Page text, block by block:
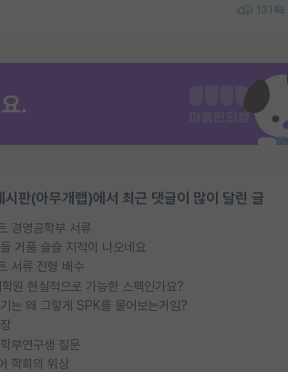
131
시판(아무개랩)에서 최근 댓글이 많이 달린 글
경영공학부 서류
거품 슬슬 지적이 나오네요
서류 전형 배수
원 현실적으로 가능한 스펙인가요?
는 왜 그렇게 SPK를 물어보는거임?
부연구생 질문
학회의 위상